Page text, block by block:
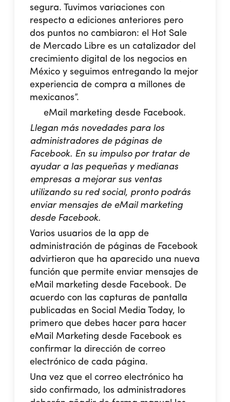
segura. Tuvimos variaciones con
respecto a ediciones anteriores pero
dos puntos no cambiaron: el Hot Sale
de Mercado Libre es un catalizador del
crecimiento digital de los negocios en
México y seguimos entregando la mejor
experiencia de compra a millones de
mexicanos”.
eMail marketing desde Facebook.
Llegan más novedades para los
administradores de páginas de
Facebook. En su impulso por tratar de
ayudar a las pequeñas y medianas
empresas a mejorar sus ventas
utilizando su red social, pronto podrás
enviar mensajes de eMail marketing
desde Facebook.
Varios usuarios de la app de
administración de páginas de Facebook
advirtieron que ha aparecido una nueva
función que permite enviar mensajes de
eMail marketing desde Facebook. De
acuerdo con las capturas de pantalla
publicadas en Social Media Today, lo
primero que debes hacer para hacer
eMail Marketing desde Facebook es
confirmar la dirección de correo
electrónico de cada página.
Una vez que el correo electrónico ha
sido confirmado, los administradores